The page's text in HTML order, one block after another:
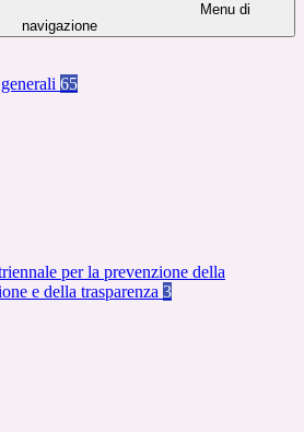
Menu di
navigazione
65
per la prevenzione della
e della trasparenza 3